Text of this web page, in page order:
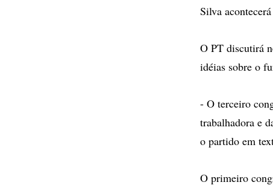
Silva
O PT discutirá
idéias sobre o
- O terceiro
trabalhadora e
o partido em
O primeiro